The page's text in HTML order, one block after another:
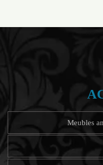
Meubles